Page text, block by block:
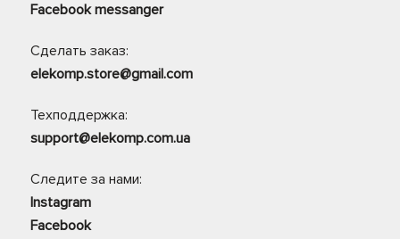
Facebook messanger
Сделать заказ:
elekomp.store@gmail.com
Техподдержка:
support@elekomp.com.ua
Следите за нами:
Instagram
Facebook